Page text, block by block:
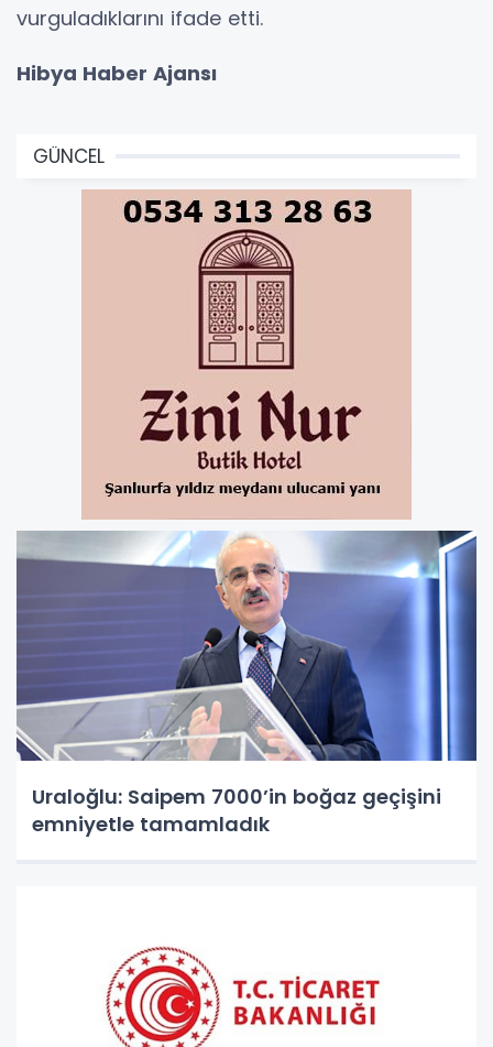
vurguladıklarını ifade etti.
Hibya Haber Ajansı
GÜNCEL
Uraloğlu: Saipem 7000’in boğaz geçişini
emniyetle tamamladık